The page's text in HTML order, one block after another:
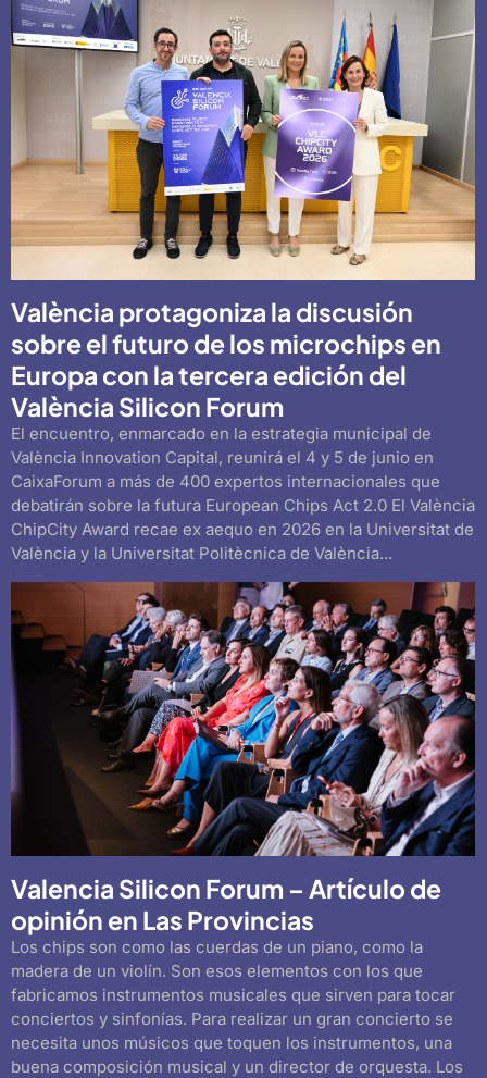
València protagoniza la discusión
sobre el futuro de los microchips en
Europa con la tercera edición del
València Silicon Forum
El encuentro, enmarcado en la estrategia municipal de
València Innovation Capital, reunirá el 4 y 5 de junio en
CaixaForum a más de 400 expertos internacionales que
debatirán sobre la futura European Chips Act 2.0 El València
ChipCity Award recae ex aequo en 2026 en la Universitat de
València y la Universitat Politècnica de València...
Valencia Silicon Forum – Artículo de
opinión en Las Provincias
Los chips son como las cuerdas de un piano, como la
madera de un violín. Son esos elementos con los que
fabricamos instrumentos musicales que sirven para tocar
conciertos y sinfonías. Para realizar un gran concierto se
necesita unos músicos que toquen los instrumentos, una
buena composición musical y un director de orquesta. Los